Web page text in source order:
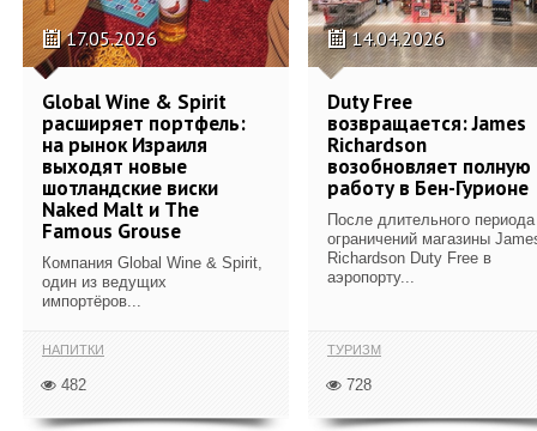
17.05.2026
Global Wine & Spirit
расширяет портфель:
на рынок Израиля
выходят новые
шотландские виски
Naked Malt и The
Famous Grouse
Компания Global Wine & Spirit,
один из ведущих
импортёров...
НАПИТКИ
482
14.04.2026
Duty Free
возвращается: James
Richardson
возобновляет полную
работу в Бен-Гурионе
После длительного периода
ограничений магазины
Richardson Duty Free в
аэропорту...
ТУРИЗМ
728